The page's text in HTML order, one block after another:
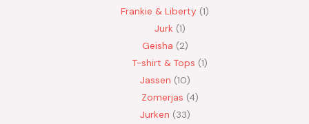
Frankie & Liberty 1
Jurk 1
Geisha 2
T-shirt & Tops 1
Jassen 10
Zomerjas 4
Jurken 33